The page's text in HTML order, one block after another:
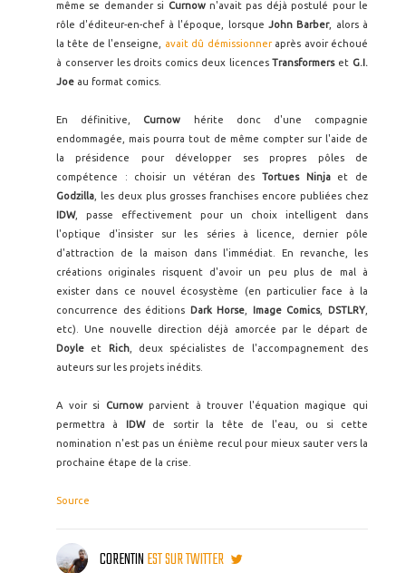
même se demander si Curnown'avait pas déjà postulé pour le
rôle d'éditeur-en-chef à l'époque, lorsque John Barber, alors à
la tête de l'enseigne,
avait dû démissionneraprès avoir échoué
à conserver les droits comics deux licencesTransformerset G.I.
Joe au format comics.
En définitive, Curnow hérite donc d'une compagnie
endommagée, mais pourra tout de même compter sur l'aide de
la présidence pour développer ses propres pôles de
compétence : choisir un vétéran des Tortues Ninjaet de
Godzilla , les deux plus grosses franchises encore publiées chez
IDW, passe effectivement pour un choix intelligent dans
l'optique d'insister sur les séries à licence, dernier pôle
d'attraction de la maison dans l'immédiat. En revanche, les
créations originales risquent d'avoir un peu plus de mal à
exister dans ce nouvel écosystème (en particulier face à la
concurrence des éditions
Dark Horse Image Comics, DSTLRY
etc). Une nouvelle direction déjà amorcée par le départ de
Doyle et Rich, deux spécialistes de l'accompagnement des
auteurs sur les projets inédits.
A voir si Curnowparvient à trouver l'équation magique qui
permettra à
IDWde sortir la tête de l'eau, ou si cette
nomination n'est pas un énième recul pour mieux sauter vers la
prochaine étape de la crise.
Source
CORENTINEST SUR TWITTER